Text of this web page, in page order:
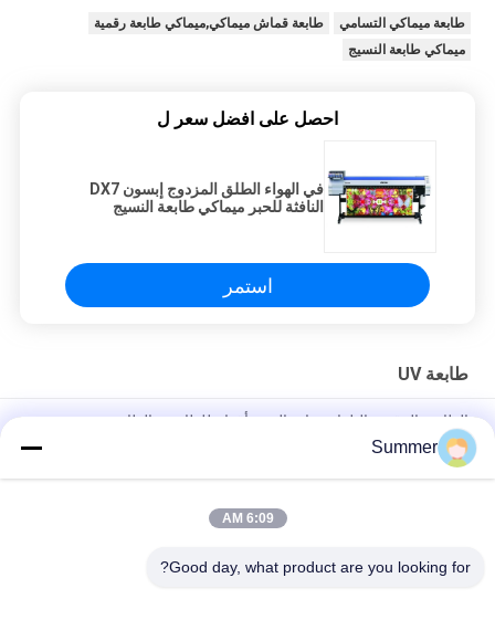
طابعة ميماكي التسامي
طابعة قماش ميماكي,ميماكي طابعة رقمية
ميماكي طابعة النسيج
احصل على افضل سعر ل
في الهواء الطلق المزدوج إبسون DX7
النافثة للحبر ميماكي طابعة النسيج
استمر
طابعة UV
الطابعة الرقمية التلقائية ذات الستة أقدام للطابعة والطابعة
الإعلانية المواد الديكورية الإلكترونية الحرف
Summer
6:09 AM
Good day, what product are you looking for?